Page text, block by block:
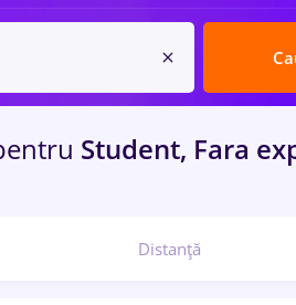
Student, Fara
Distanță